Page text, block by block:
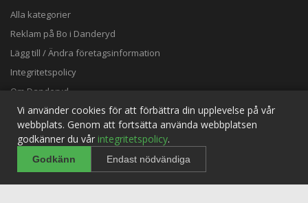
Alla kategorier
Reklam på Bo i Danderyd
Lägg till / Ändra företagsinformation
Integritetspolicy
Om Danderyd
Rekommenderas Även
Upptäck konsten i Danderyd – 11 offentliga verk i...
mars 12, 2026
Vi använder cookies för att förbättra din upplevelse på vår
webbplats. Genom att fortsätta använda webbplatsen
godkänner du vår integritetspolicy.
Godkänn Endast nödvändiga